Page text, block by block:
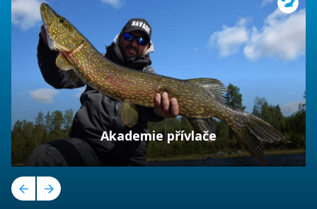
Akademie přívlače